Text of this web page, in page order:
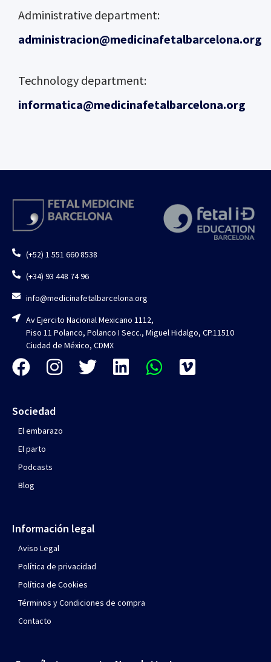
Administrative department:
administracion@medicinafetalbarcelona.org
Technology department:
informatica@medicinafetalbarcelona.org
(+52) 1 551 660 8538
(+34) 93 448 74 96
info@medicinafetalbarcelona.org
Av Ejercito Nacional Mexicano 1112,
Piso 11 Polanco, Polanco I Secc., Miguel Hidalgo, CP.11510
Ciudad de México, CDMX
Sociedad
El embarazo
El parto
Podcasts
Blog
Información legal
Aviso Legal
Política de privacidad
Política de Cookies
Términos y Condiciones de compra
Contacto